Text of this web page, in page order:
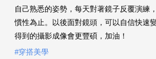
自己熟悉的姿勢，每天對著鏡子反覆演練
慣性為止。以後面對鏡頭，可以自信快速
得到的攝影成像會更豐碩，加油！
#穿搭美學